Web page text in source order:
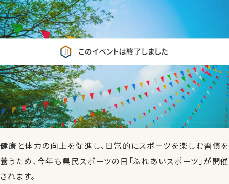
健康と体力の向上を促進し、日常的にスポーツを楽しむ習慣を
養うため、今年も県民スポーツの日「ふれあいスポーツ」が開催
されます。